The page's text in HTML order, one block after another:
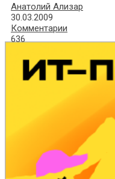
Анатолий Ализар
30.03.2009
Комментарии
636